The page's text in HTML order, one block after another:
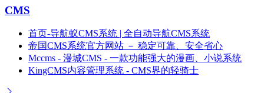
CMS
首页-导航蚁CMS系统 | 全自动导航CMS系统
帝国CMS系统官方网站 － 稳定可靠、安全省心
Mccms - 漫城CMS - 一款功能强大的漫画、小说系统
KingCMS内容管理系统 - CMS界的轻骑士